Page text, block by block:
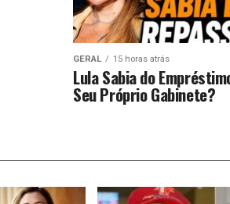
GERAL 15 horas atrás
Lula Sabia do
Seu Próprio Gabinete?